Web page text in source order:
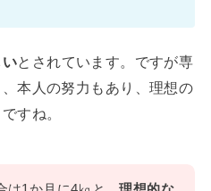
とされています。ですが専
本人の努力もあり、理想の
すね。